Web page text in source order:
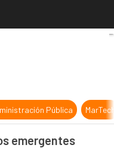
y los mercados
Pública
emergentes